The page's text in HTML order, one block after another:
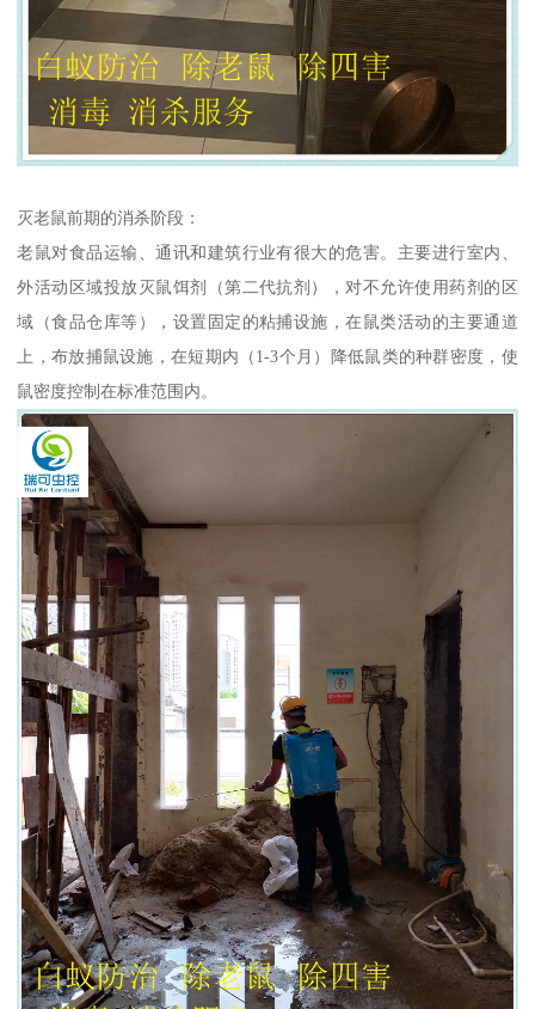
灭老鼠前期的消杀阶段：
老鼠对食品运输、通讯和建筑行业有很大的危害。主要进行室内、
外活动区域投放灭鼠饵剂（第二代抗剂），对不允许使用药剂的区
域（食品仓库等），设置固定的粘捕设施，在鼠类活动的主要通道
上，布放捕鼠设施，在短期内（1-3个月）降低鼠类的种群密度，使
鼠密度控制在标准范围内。